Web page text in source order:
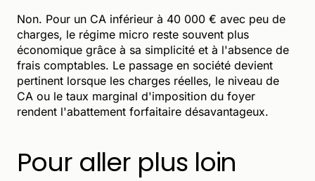
Non. Pour un CA inférieur à 40 000 € avec peu de
charges, le régime micro reste souvent plus
économique grâce à sa simplicité et à l'absence de
frais comptables. Le passage en société devient
pertinent lorsque les charges réelles, le niveau de
CA ou le taux marginal d'imposition du foyer
rendent l'abattement forfaitaire désavantageux.
Pour aller plus loin